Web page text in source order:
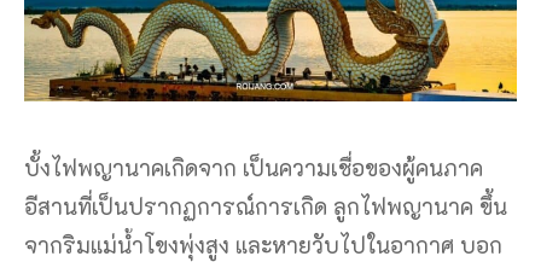
บั้งไฟพญานาคเกิดจาก เป็นความเชื่อของผู้คนภาค
อีสานที่เป็นปรากฏการณ์การเกิด ลูกไฟพญานาค ขึ้น
จากริมแม่น้ำโขงพุ่งสูง และหายวับไปในอากาศ บอก